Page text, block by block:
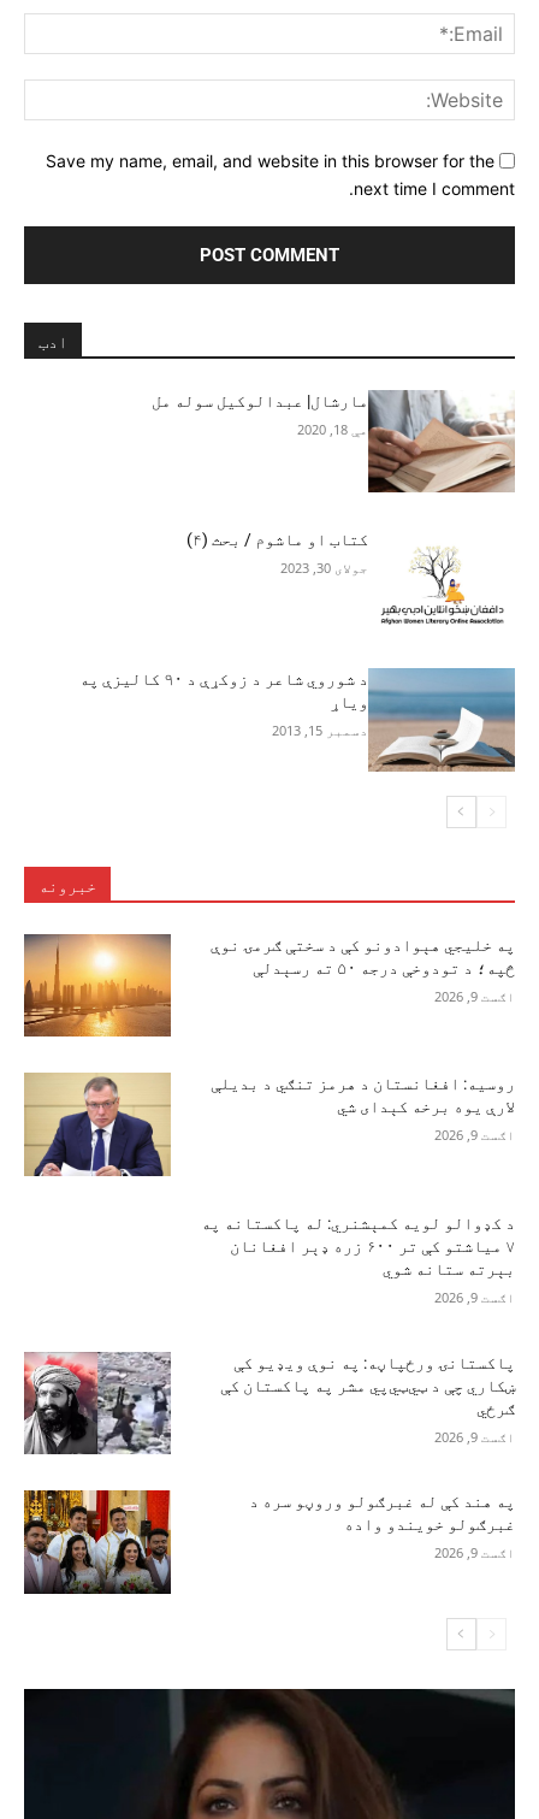
Save my name, email, and website in this browser for the
next time I comment.
ادب
مارشال| عبدالوکیل سوله مل
مې 18, 2020
کتاب او ماشوم / بحث (۴)
جولای 30, 2023
د شوروي شاعر د زوکړې د ۹۰ کالیزې په
ویاړ
دسمبر 15, 2013
خبرونه
په خلیجي هېوادونو کې د سختې ګرمۍ نوې
څپه؛ د تودوخې درجه ۵۰ ته رسېدلې
اګست 9, 2026
روسیه: افغانستان د هرمز تنګي د بدیلې
لارې یوه برخه کېدای شي
اګست 9, 2026
د کډوالو لویه کمېشنري: له پاکستانه په
۷ میاشتو کې تر ۶۰۰ زره ډېر افغانان
بېرته ستانه شوي
اګست 9, 2026
پاکستانۍ ورځپاڼه: په نوې ویډیو کې
ښکاري چې د ټي‌ټي‌پي مشر په پاکستان کې
ګرځي
اګست 9, 2026
په هند کې له غبرګولو وروڼو سره د
غبرګولو خویندو واده
اګست 9, 2026